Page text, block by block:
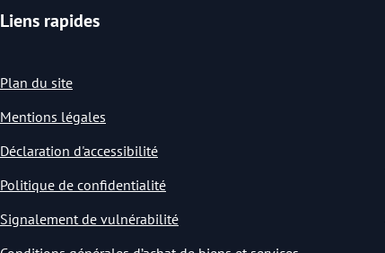
Liens rapides
Plan du site
Mentions légales
Déclaration d'accessibilité
Politique de confidentialité
Signalement de vulnérabilité